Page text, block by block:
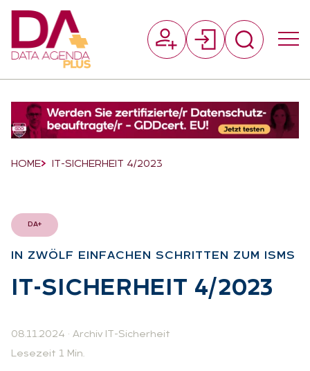
Breadcrumb-Navigation
HOME IT-SICHERHEIT 4/2023
DA+
IN ZWÖLF EIN­FA­CHEN SCHRIT­TEN ZUM ISMS
:IT-SI­CHER­HEIT 4/2023
08.11.2024 · Archiv IT-Sicherheit
Lesezeit 1 Min.